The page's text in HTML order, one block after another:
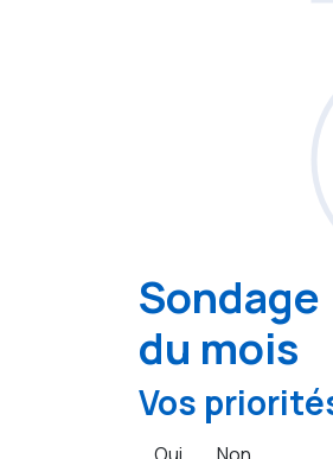
Sondage
du mois
Vos